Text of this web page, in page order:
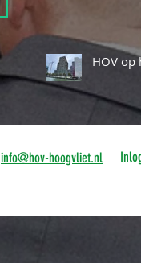
HOV op
info@hov-hoogvliet.nl